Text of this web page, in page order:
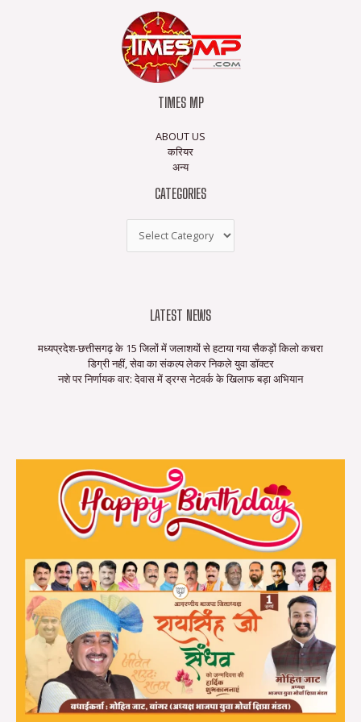
TIMES MP
ABOUT US
करियर
अन्य
CATEGORIES
LATEST NEWS
मध्यप्रदेश-छत्तीसगढ़ के 15 जिलों में जलाशयों से हटाया गया सैकड़ों किलो कचरा
डिग्री नहीं, सेवा का संकल्प लेकर निकले युवा डॉक्टर
नशे पर निर्णायक वार: देवास में ड्रग्स नेटवर्क के खिलाफ बड़ा अभियान